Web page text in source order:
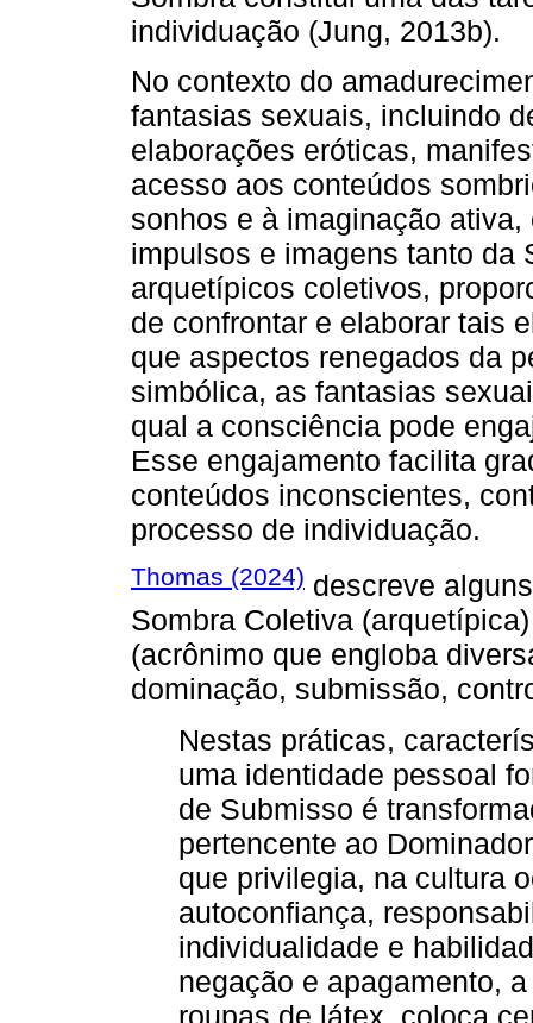
individuação (Jung, 2013b).
No contexto do
fantasias sexuais, incluindo
elaborações eróticas,
acesso aos conteúdos
sonhos e à imaginação
impulsos e imagens tanto da
arquetípicos coletivos,
de confrontar e elaborar tais
que aspectos renegados da
simbólica, as fantasias
qual a consciência pode
Esse engajamento facilita
conteúdos inconscientes,
processo de individuação.
Thomas (2024) descreve
Sombra Coletiva
(acrônimo que engloba
dominação, submissão,
Nestas práticas,
uma identidade pessoal
de Submisso é
pertencente ao
que privilegia, na cultura
autoconfiança,
individualidade e
negação e apagamento,
roupas de látex, coloca